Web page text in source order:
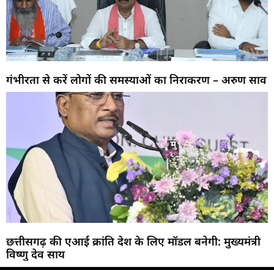
गंभीरता से करें लोगों की समस्याओं का निराकरण – अरुण साव
छत्तीसगढ़ की एआई क्रांति देश के लिए मॉडल बनेगी: मुख्यमंत्री
विष्णु देव साय